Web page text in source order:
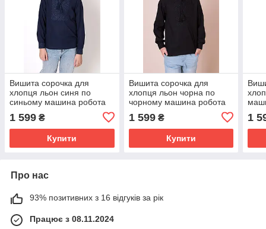
Вишита сорочка для
хлопця льон синя по
синьому машина робота
1 599 ₴
Купити
Вишита сорочка для
хлопця льон чорна по
чорному машина робота
1 599₴
Купити
1
Про нас
93% позитивних з 16 відгуків за рік
Працює з 08.11.2024